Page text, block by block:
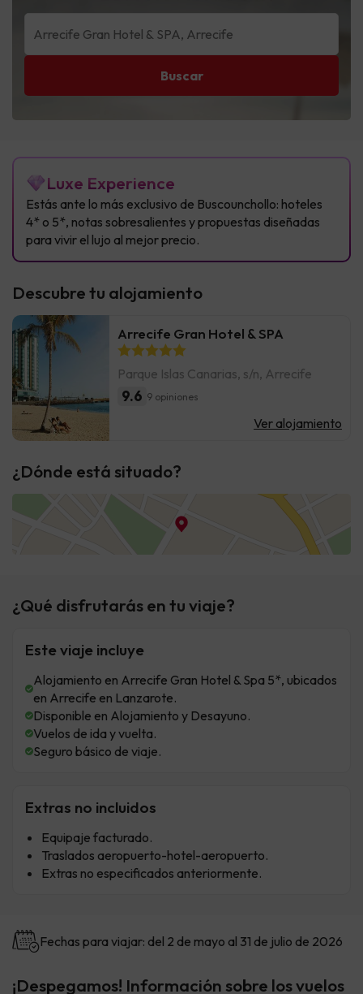
Luxe Experience
Estás ante lo más exclusivo de Buscounchollo: hoteles
4* o 5*, notas sobresalientes y propuestas diseñadas
para vivir el lujo al mejor precio.
Descubre tu alojamiento
Arrecife Gran Hotel & SPA
Parque Islas Canarias, s/n, Arrecife
9.6 9 opiniones
Ver alojamiento
¿Dónde está situado?
¿Qué disfrutarás en tu viaje?
Este viaje incluye
Alojamiento en Arrecife Gran Hotel & Spa 5*, ubicados
en Arrecife en Lanzarote.
Disponible en Alojamiento y Desayuno.
Vuelos de ida y vuelta.
Seguro básico de viaje.
Extras no incluidos
Equipaje facturado.
Traslados aeropuerto-hotel-aeropuerto.
Extras no especificados anteriormente.
Fechas para viajar: del 2 de mayo al 31 de julio de 2026
¡Despegamos! Información sobre los vuelos
Buscar